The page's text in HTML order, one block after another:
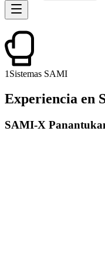
1 Sistemas SAMI
Experiencia en
SAMI-X